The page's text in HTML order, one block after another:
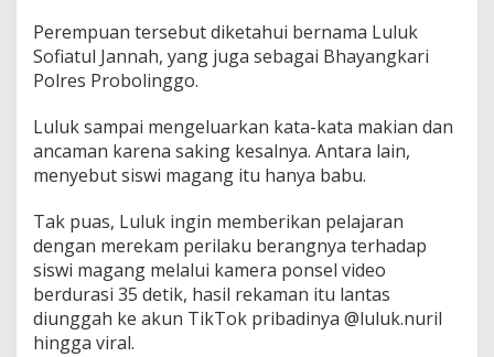
Perempuan tersebut diketahui bernama Luluk
Sofiatul Jannah, yang juga sebagai Bhayangkari
Polres Probolinggo.
Luluk sampai mengeluarkan kata-kata makian dan
ancaman karena saking kesalnya. Antara lain,
menyebut siswi magang itu hanya babu.
Tak puas, Luluk ingin memberikan pelajaran
dengan merekam perilaku berangnya terhadap
siswi magang melalui kamera ponsel video
berdurasi 35 detik, hasil rekaman itu lantas
diunggah ke akun TikTok pribadinya @luluk.nuril
hingga viral.